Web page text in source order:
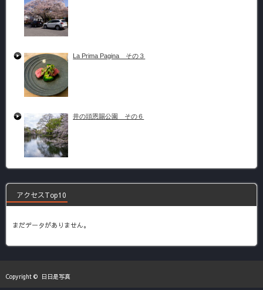
La Prima Pagina その３
井の頭恩賜公園 その６
アクセスTop10
まだデータがありません。
Copyright © 日日是写真